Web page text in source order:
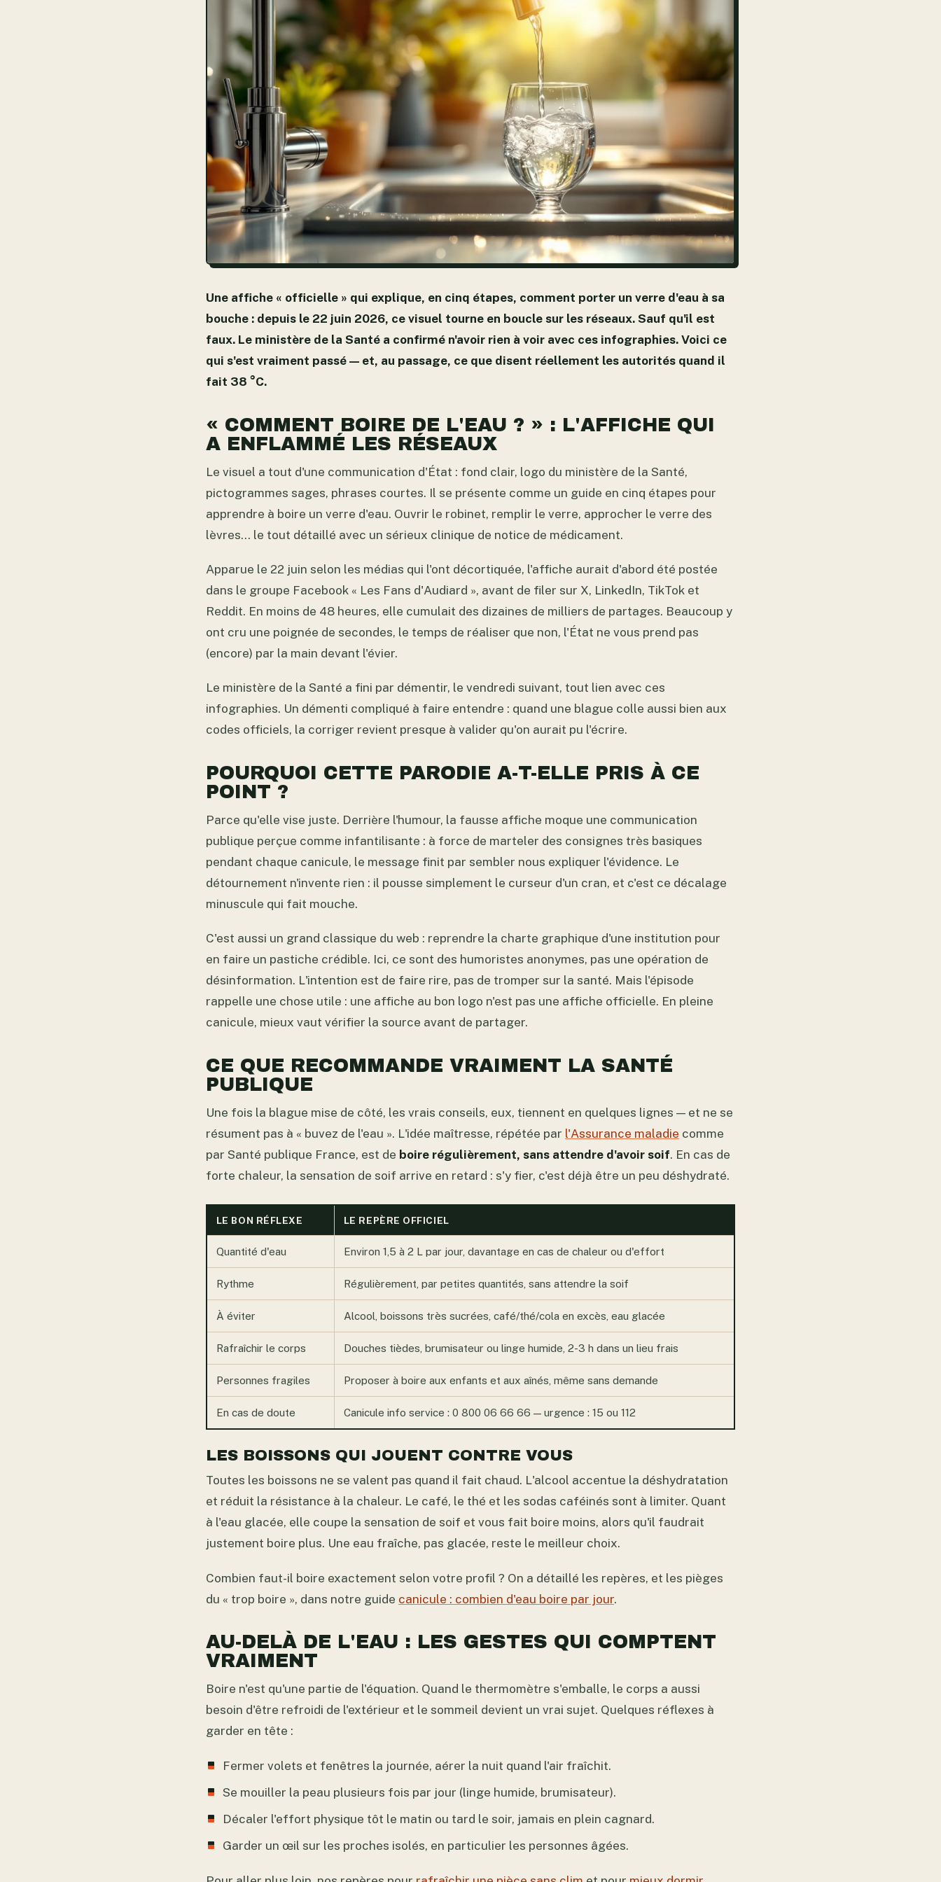
Une affiche « officielle » qui explique, en cinq étapes, comment porter un verre d'eau à sa
bouche : depuis le 22 juin 2026, ce visuel tourne en boucle sur les réseaux. Sauf qu'il est
faux. Le ministère de la Santé a confirmé n'avoir rien à voir avec ces infographies. Voici ce
qui s'est vraiment passé — et, au passage, ce que disent réellement les autorités quand il
fait 38 °C.
« COMMENT BOIRE DE L'EAU ? » : L'AFFICHE QUI
A ENFLAMMÉ LES RÉSEAUX
Le visuel a tout d'une communication d'État : fond clair, logo du ministère de la Santé,
pictogrammes sages, phrases courtes. Il se présente comme un guide en cinq étapes pour
apprendre à boire un verre d'eau. Ouvrir le robinet, remplir le verre, approcher le verre des
lèvres… le tout détaillé avec un sérieux clinique de notice de médicament.
Apparue le 22 juin selon les médias qui l'ont décortiquée, l'affiche aurait d'abord été postée
dans le groupe Facebook « Les Fans d'Audiard », avant de filer sur X, LinkedIn, TikTok et
Reddit. En moins de 48 heures, elle cumulait des dizaines de milliers de partages. Beaucoup y
ont cru une poignée de secondes, le temps de réaliser que non, l'État ne vous prend pas
(encore) par la main devant l'évier.
Le ministère de la Santé a fini par démentir, le vendredi suivant, tout lien avec ces
infographies. Un démenti compliqué à faire entendre : quand une blague colle aussi bien aux
codes officiels, la corriger revient presque à valider qu'on aurait pu l'écrire.
POURQUOI CETTE PARODIE A-T-ELLE PRIS À CE
POINT ?
Parce qu'elle vise juste. Derrière l'humour, la fausse affiche moque une communication
publique perçue comme infantilisante : à force de marteler des consignes très basiques
pendant chaque canicule, le message finit par sembler nous expliquer l'évidence. Le
détournement n'invente rien : il pousse simplement le curseur d'un cran, et c'est ce décalage
minuscule qui fait mouche.
C'est aussi un grand classique du web : reprendre la charte graphique d'une institution pour
en faire un pastiche crédible. Ici, ce sont des humoristes anonymes, pas une opération de
désinformation. L'intention est de faire rire, pas de tromper sur la santé. Mais l'épisode
rappelle une chose utile : une affiche au bon logo n'est pas une affiche officielle. En pleine
canicule, mieux vaut vérifier la source avant de partager.
CE QUE RECOMMANDE VRAIMENT LA SANTÉ
PUBLIQUE
Une fois la blague mise de côté, les vrais conseils, eux, tiennent en quelques lignes — et ne se
résument pas à « buvez de l'eau ». L'idée maîtresse, répétée par l'Assurance maladie comme
par Santé publique France, est de boire régulièrement, sans attendre d'avoir soif. En cas de
forte chaleur, la sensation de soif arrive en retard : s'y fier, c'est déjà être un peu déshydraté.
LE BON RÉFLEXE LE REPÈRE OFFICIEL
Quantité d'eau Environ 1,5 à 2 L par jour, davantage en cas de chaleur ou d'effort
Rythme Régulièrement, par petites quantités, sans attendre la soif
À éviter Alcool, boissons très sucrées, café/thé/cola en excès, eau glacée
Rafraîchir le corps Douches tièdes, brumisateur ou linge humide, 2-3 h dans un lieu frais
Personnes fragiles Proposer à boire aux enfants et aux aînés, même sans demande
En cas de doute Canicule info service : 0 800 06 66 66 — urgence : 15 ou 112
LES BOISSONS QUI JOUENT CONTRE VOUS
Toutes les boissons ne se valent pas quand il fait chaud. L'alcool accentue la déshydratation
et réduit la résistance à la chaleur. Le café, le thé et les sodas caféinés sont à limiter. Quant
à l'eau glacée, elle coupe la sensation de soif et vous fait boire moins, alors qu'il faudrait
justement boire plus. Une eau fraîche, pas glacée, reste le meilleur choix.
Combien faut-il boire exactement selon votre profil ? On a détaillé les repères, et les pièges
du « trop boire », dans notre guide canicule : combien d'eau boire par jour.
AU-DELÀ DE L'EAU : LES GESTES QUI COMPTENT
VRAIMENT
Boire n'est qu'une partie de l'équation. Quand le thermomètre s'emballe, le corps a aussi
besoin d'être refroidi de l'extérieur et le sommeil devient un vrai sujet. Quelques réflexes à
garder en tête :
Fermer volets et fenêtres la journée, aérer la nuit quand l'air fraîchit.
Se mouiller la peau plusieurs fois par jour (linge humide, brumisateur).
Décaler l'effort physique tôt le matin ou tard le soir, jamais en plein cagnard.
Garder un œil sur les proches isolés, en particulier les personnes âgées.